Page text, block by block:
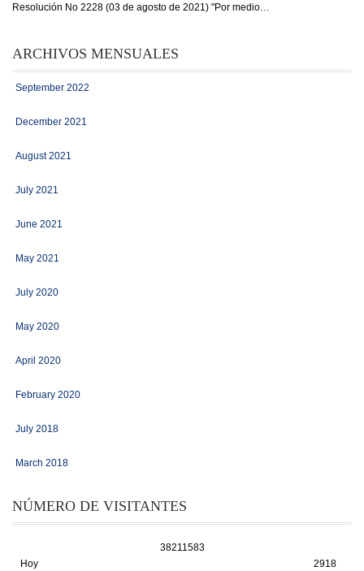
Resolución No 2228 (03 de agosto de 2021) "Por medio…
ARCHIVOS MENSUALES
September 2022
December 2021
August 2021
July 2021
June 2021
May 2021
July 2020
May 2020
April 2020
February 2020
July 2018
March 2018
NÚMERO DE VISITANTES
3821 1 583
Hoy
2918